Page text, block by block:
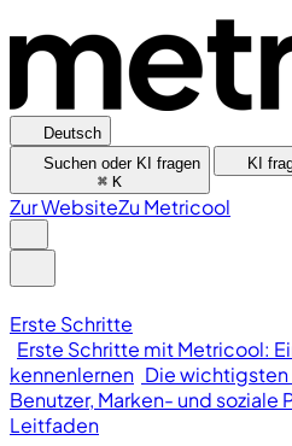
Deutsch
Suchen oder KI fragen
⌘ K
KI
Zur WebsiteZu Metricool
Erste Schritte
Erste Schritte mit Metricool:
kennenlernen Die
Benutzer, Marken- und soziale
Leitfaden